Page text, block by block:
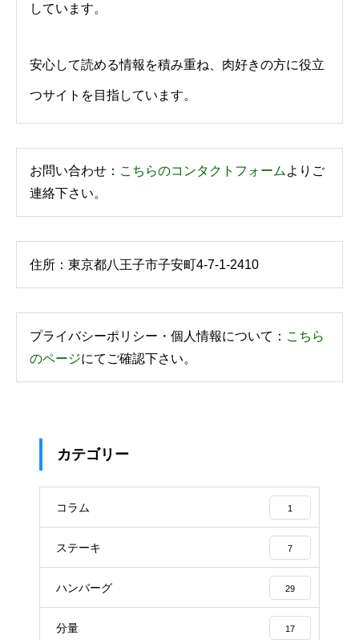
しています。
安心して読める情報を積み重ね、肉好きの方に役立
つサイトを目指しています。
お問い合わせ： こちらのコンタクトフォーム よりご
連絡下さい。
住所：東京都八王子市子安町4-7-1-2410
プライバシーポリシー・個人情報について： こちら
のページにてご確認下さい。
カテゴリー
コラム 1
ステーキ 7
ハンバーグ 29
分量 17